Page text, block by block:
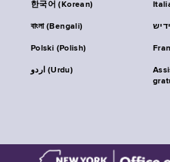
한국어 (Korean)
বাংলা (Bengali)
Polski (Polish)
اردو (Urdu)